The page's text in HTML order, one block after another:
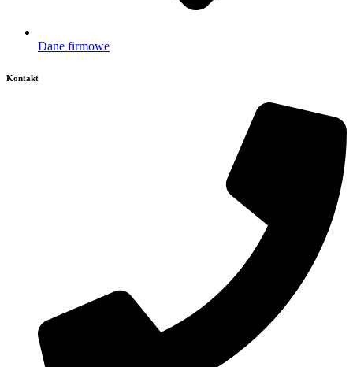
Dane firmowe
Kontakt